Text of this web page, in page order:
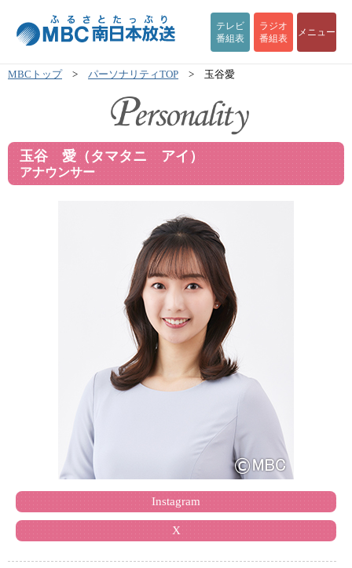
テレビ
番組表
ラジオ
番組表
メニュー
MBCトップ > パーソナリティTOP > 玉谷愛
玉谷 愛（タマタニ アイ）
アナウンサー
Instagram
X